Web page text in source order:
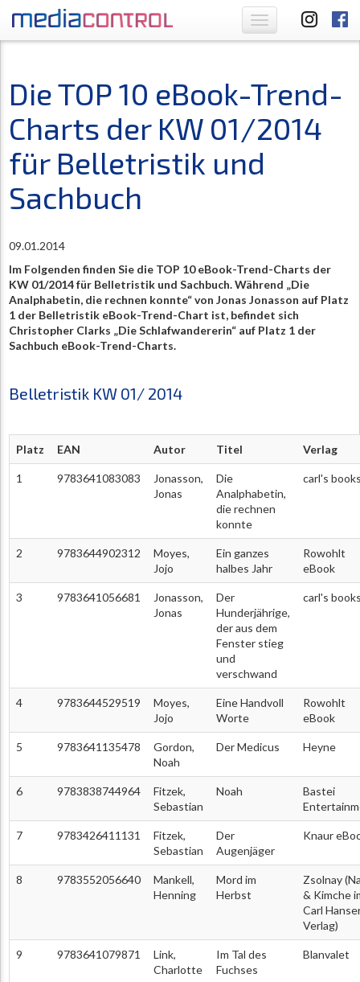
Toggle
navigation
Die TOP 10 eBook-Trend-
Charts der KW 01/2014
für Belletristik und
Sachbuch
09.01.2014
Im Folgenden finden Sie die TOP 10 eBook-Trend-Charts der
KW 01/2014 für Belletristik und Sachbuch. Während „Die
Analphabetin, die rechnen konnte“ von Jonas Jonasson auf Platz
1 der Belletristik eBook-Trend-Chart ist, befindet sich
Christopher Clarks „Die Schlafwandererin“ auf Platz 1 der
Sachbuch eBook-Trend-Charts.
Belletristik KW 01/ 2014
Platz EAN Autor Titel Verlag
1 9783641083083
Jonasson,
Jonas
Die
Analphabetin,
die rechnen
konnte
carl's
2 9783644902312
Moyes,
Jojo
Ein ganzes
halbes Jahr
Rowohlt
eBook
3 9783641056681
Jonasson,
Jonas
Der
Hunderjährige,
der aus dem
Fenster stieg
und
verschwand
carl's
4 9783644529519
Moyes,
Jojo
Eine Handvoll
Worte
Rowohlt
eBook
5 9783641135478
Gordon,
Noah
Der Medicus Heyne
6 9783838744964
Fitzek,
Sebastian
Noah
Bastei
7 9783426411131
Fitzek,
Sebastian
Der
Augenjäger
Knaur
8 9783552056640
Mankell,
Henning
Mord im
Herbst
Zsolnay
& Kimche
Carl
Verlag)
9 9783641079871
Link,
Charlotte
Im Tal des
Fuchses
Blanvalet